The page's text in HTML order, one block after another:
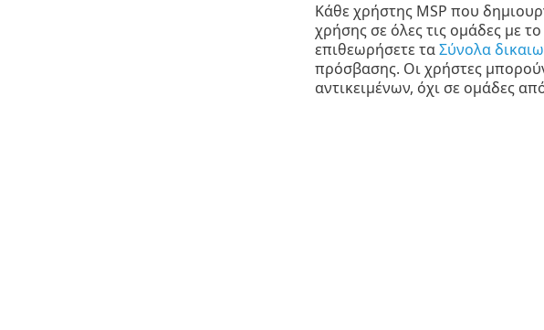
Κάθε χρήστης MSP που
χρήσης σε όλες τις ομάδες με
επιθεωρήσετε ταΣύνολα
πρόσβασης. Οι χρήστες
αντικειμένων, όχι σε ομάδες